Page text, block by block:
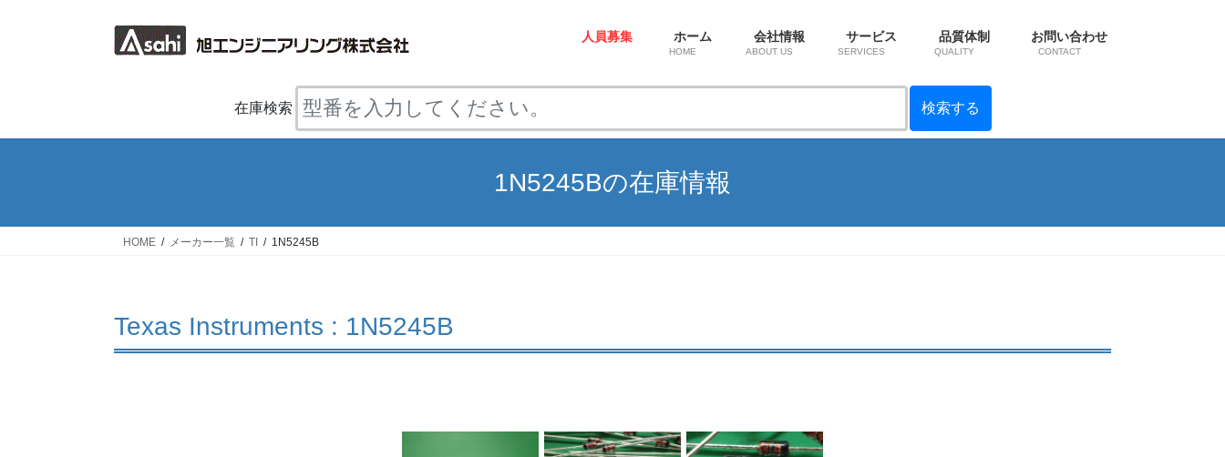
ス
ン
人員募集 ホーム
HOME
会社情報
ABOUT US
サービス
SERVICES
品質体制
QUALITY
お問い合わせ
CONTACT
在庫検索
1N5245Bの在庫情報
HOME メーカー一覧 TI 1N5245B
Texas Instruments : 1N5245B